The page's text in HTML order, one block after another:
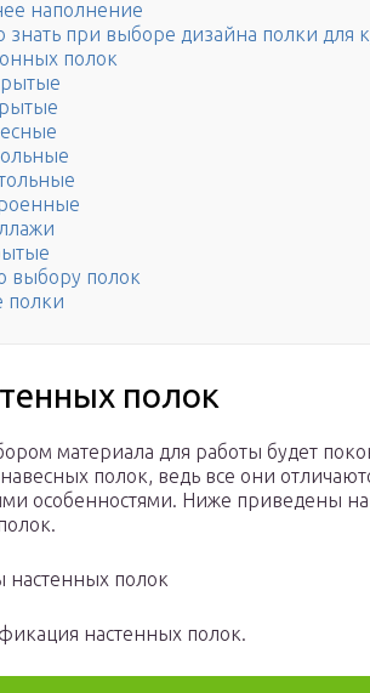
наполнение
знать при выборе дизайна полки для
полок
выбору полок
полки
полок
материала для работы будет
полок, ведь все они
особенностями. Ниже приведены
полок
настенных полок.